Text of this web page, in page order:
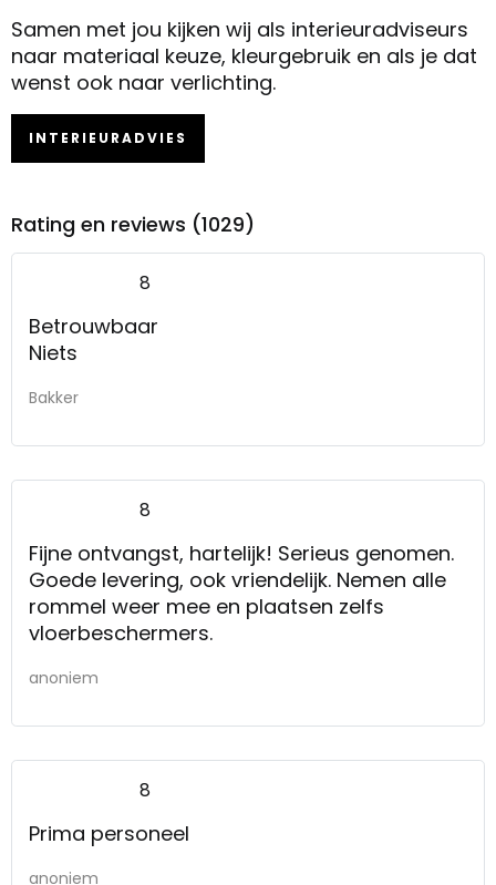
Samen met jou kijken wij als interieuradviseurs
naar materiaal keuze, kleurgebruik en als je dat
wenst ook naar verlichting.
INTERIEURADVIES
Rating en reviews (1029)
8
Betrouwbaar
Niets
Bakker
8
Fijne ontvangst, hartelijk! Serieus genomen.
Goede levering, ook vriendelijk. Nemen alle
rommel weer mee en plaatsen zelfs
vloerbeschermers.
anoniem
8
Prima personeel
anoniem